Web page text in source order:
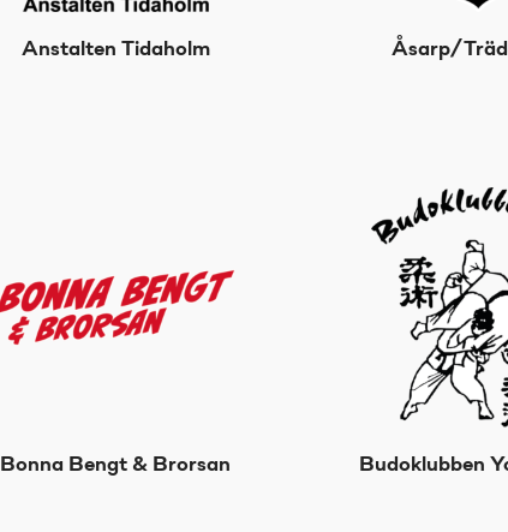
Anstalten Tidaholm Åsarp/
Bonna Bengt & Brorsan Budoklubben